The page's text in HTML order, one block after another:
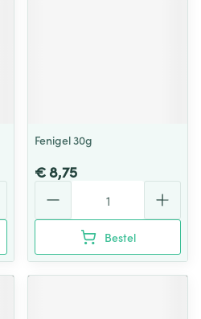
Fenigel 30g
€ 8,75
Bestel